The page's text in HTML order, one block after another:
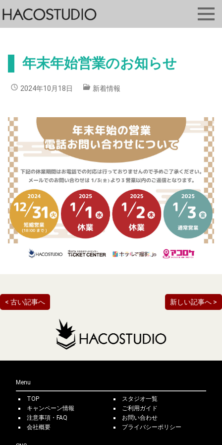
年末年始営業のお知らせ
2024年10月18日 新着情報
< 古い記事へ 新しい記事へ >
Menu
TOP
スタジオ一覧
キャンペーン情報
ご利用ガイド
注意事項・FAQ
お問い合わせ
会社概要
プライバシーポリシー